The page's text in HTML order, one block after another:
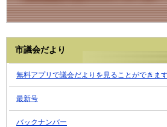
市議会だより
無料アプリで議会だよりを見ることができま
最新号
バックナンバー